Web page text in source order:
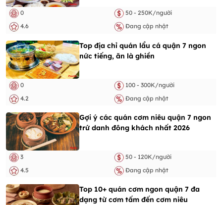
0
50 - 250K/người
4.6
Đang cập nhật
Top địa chỉ quán lẩu cá quận 7 ngon
nức tiếng, ăn là ghiền
0
100 - 300K/người
4.2
Đang cập nhật
Gợi ý các quán cơm niêu quận 7 ngon
trứ danh đông khách nhất 2026
3
50 - 120K/người
4.5
Đang cập nhật
Top 10+ quán cơm ngon quận 7 đa
dạng từ cơm tấm đến cơm niêu